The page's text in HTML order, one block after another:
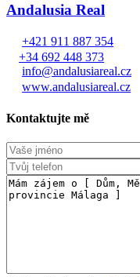
Andalusia Real
+421 911 887 354
+34 692 448 373
info@andalusiareal.cz
www.andalusiareal.cz
Kontaktujte mě